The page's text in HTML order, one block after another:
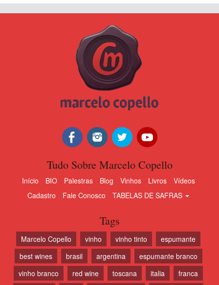
Tudo Sobre Marcelo Copello
Início BIO Palestras Blog Vinhos Livros
Vídeos
Cadastro
Fale Conosco TABELAS DE SAFRAS
Tags
Marcelo Copello vinho vinho tinto
espumante
best wines
brasil argentina
espumante branco
vinho branco
red wine toscana italia franca